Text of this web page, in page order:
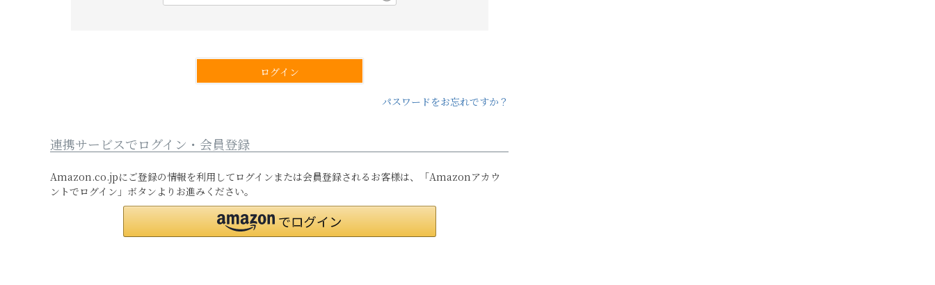
ログイン
パスワードをお忘れですか？
連携サービスでログイン・会員登録
Amazon.co.jpにご登録の情報を利用してログインまたは会員登録されるお客様は、「Amazonアカウ
ントでログイン」ボタンよりお進みください。